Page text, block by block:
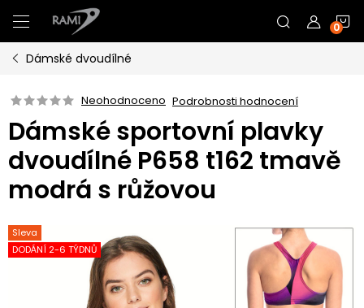
na
obsah
Dámské dvoudílné
Neohodnoceno Podrobnosti hodnocení
Dámské sportovní plavky
dvoudílné P658 t162 tmavě
modrá s růžovou
Sleva
DODÁNÍ 2-6 TÝDNŮ